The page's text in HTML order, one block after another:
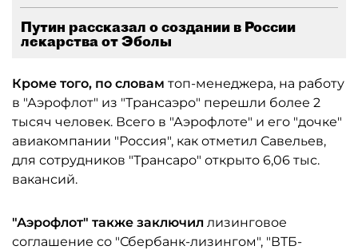
Путин рассказал о создании в России
лекарства от Эболы
Кроме того, по словам топ-менеджера, на работу
в "Аэрофлот" из "Трансаэро" перешли более 2
тысяч человек. Всего в "Аэрофлоте" и его "дочке"
авиакомпании "Россия", как отметил Савельев,
для сотрудников "Трансаро" открыто 6,06 тыс.
вакансий.
"Аэрофлот" также заключил лизинговое
соглашение со "Сбербанк-лизингом", "ВТБ-